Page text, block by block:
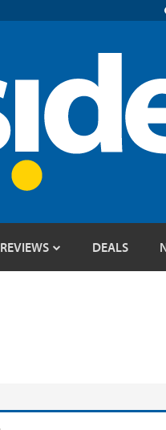
REVIEWS DEALS